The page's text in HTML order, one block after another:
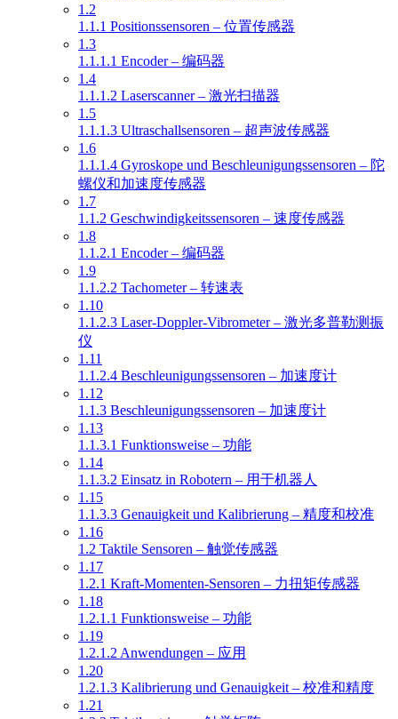
1.2
1.1.1 Positionssensoren – 位置传感器
1.3
1.1.1.1 Encoder – 编码器
1.4
1.1.1.2 Laserscanner – 激光扫描器
1.5
1.1.1.3 Ultraschallsensoren – 超声波传感器
1.6
1.1.1.4 Gyroskope und Beschleunigungssensoren – 陀
螺仪和加速度传感器
1.7
1.1.2 Geschwindigkeitssensoren – 速度传感器
1.8
1.1.2.1 Encoder – 编码器
1.9
1.1.2.2 Tachometer – 转速表
1.10
1.1.2.3 Laser-Doppler-Vibrometer – 激光多普勒测振
仪
1.11
1.1.2.4 Beschleunigungssensoren – 加速度计
1.12
1.1.3 Beschleunigungssensoren – 加速度计
1.13
1.1.3.1 Funktionsweise – 功能
1.14
1.1.3.2 Einsatz in Robotern – 用于机器人
1.15
1.1.3.3 Genauigkeit und Kalibrierung – 精度和校准
1.16
1.2 Taktile Sensoren – 触觉传感器
1.17
1.2.1 Kraft-Momenten-Sensoren – 力扭矩传感器
1.18
1.2.1.1 Funktionsweise – 功能
1.19
1.2.1.2 Anwendungen – 应用
1.20
1.2.1.3 Kalibrierung und Genauigkeit – 校准和精度
1.21